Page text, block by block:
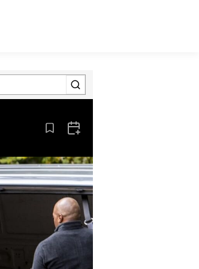
Aus den Lesezeichen entfernen
Zum Kalender hinzufügen